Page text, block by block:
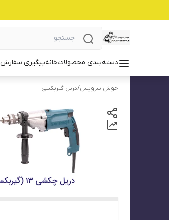
دسته‌بندی محصولاتخانهپیگیری سفارش
جوش سرویس/دریل گیربکسی